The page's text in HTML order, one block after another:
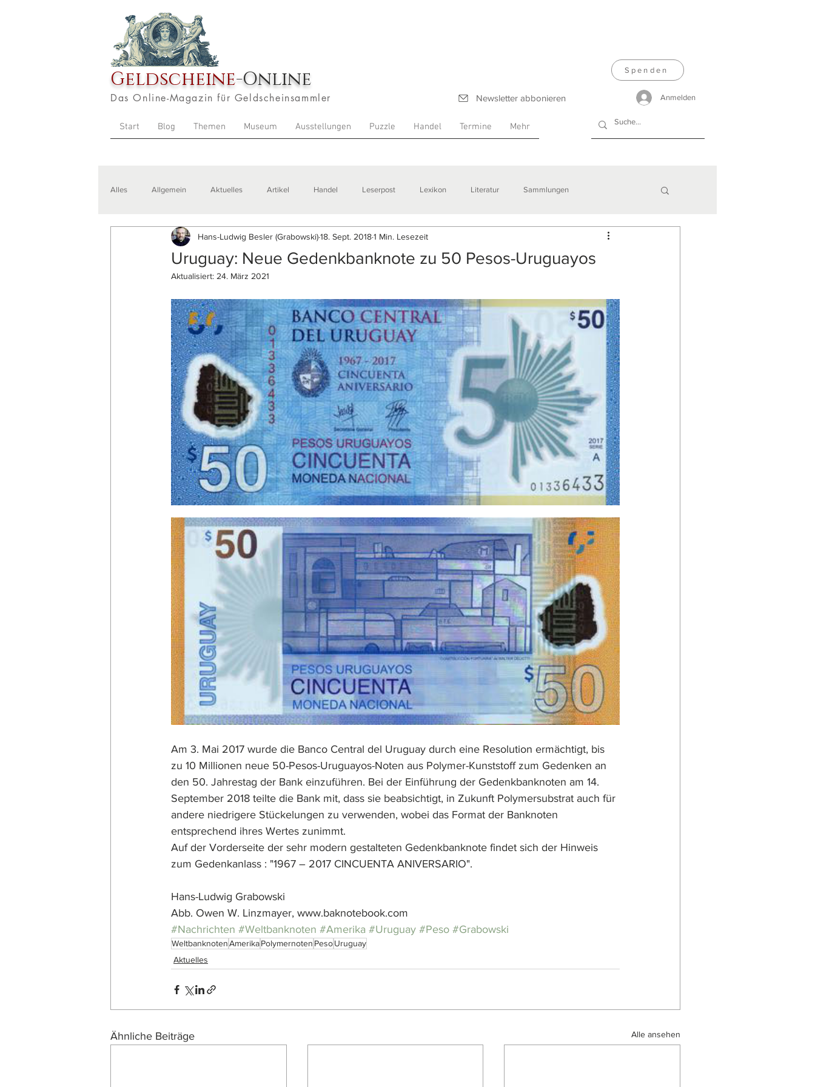
Geldscheine-Online
Das Online-Magazin für Geldscheinsammler Newsletter abbonieren
Start Blog Themen Museum Ausstellungen Puzzle Handel Termine Mehr
Spenden
Anmelden
Alles Allgemein Aktuelles Artikel Handel Leserpost Lexikon Literatur Sammlungen
Veranstaltungen Zitate Ausstellungen
Uruguay: Neue Gedenkbanknote zu 50 Pesos-Uruguayos
Hans-Ludwig Besler (Grabowski)18. Sept. 20181 Min. Lesezeit
Aktualisiert: 24. März 2021
Am 3. Mai 2017 wurde die Banco Central del Uruguay durch eine Resolution ermächtigt, bis
zu 10 Millionen neue 50-Pesos-Uruguayos-Noten aus Polymer-Kunststoff zum Gedenken an
den 50. Jahrestag der Bank einzuführen. Bei der Einführung der Gedenkbanknoten am 14.
September 2018 teilte die Bank mit, dass sie beabsichtigt, in Zukunft Polymersubstrat auch für
andere niedrigere Stückelungen zu verwenden, wobei das Format der Banknoten
entsprechend ihres Wertes zunimmt.
Auf der Vorderseite der sehr modern gestalteten Gedenkbanknote findet sich der Hinweis
zum Gedenkanlass : "1967 – 2017 CINCUENTA ANIVERSARIO".
Hans-Ludwig Grabowski
Abb. Owen W. Linzmayer, www.baknotebook.com
#Nachrichten #Weltbanknoten #Amerika #Uruguay #Peso #Grabowski
WeltbanknotenAmerikaPolymernoten PesoUruguay
Aktuelles
Ähnliche Beiträge Alle ansehen